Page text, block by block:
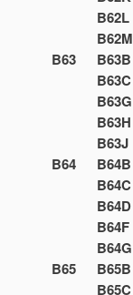
B62L
B62M
B63 B63B
B63C
B63G
B63H
B63J
B64 B64B
B64C
B64D
B64F
B64G
B65 B65B
B65C